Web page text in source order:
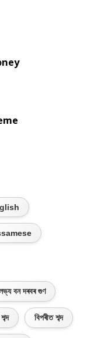
বন দৰবৰ গুণ
বিপৰীত শব্দ